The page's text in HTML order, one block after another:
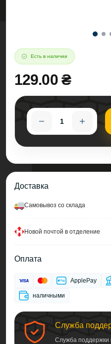
Есть в наличии
129.00 ₴
Доставка
Cамовывоз со склада
Новой почтой в отделение
Оплата
ApplePay
наличными
Служба
Служба поддержки